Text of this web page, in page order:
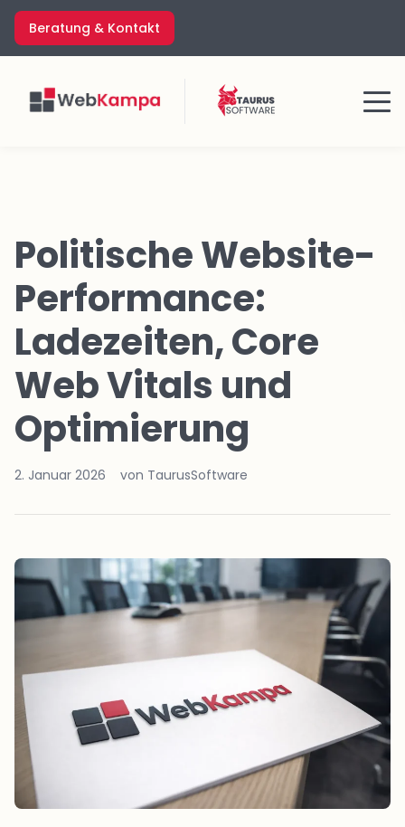
Zum
Inhalt
springen
Beratung & Kontakt
Menü
Politische Website-
Performance:
Ladezeiten, Core
Web Vitals und
Optimierung
2. Januar 2026 von TaurusSoftware